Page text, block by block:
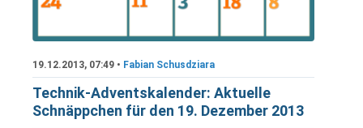
19.12.2013, 07:49 • Fabian Schusdziara
Technik-Adventskalender: Aktuelle
Schnäppchen für den 19. Dezember 2013